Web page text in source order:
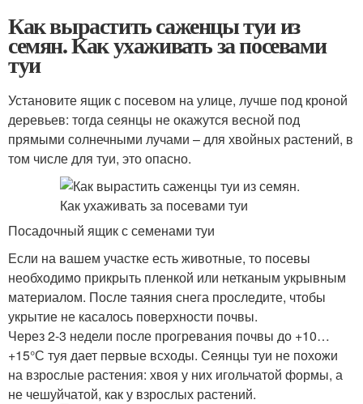
Как вырастить саженцы туи из
семян. Как ухаживать за посевами
туи
Установите ящик с посевом на улице, лучше под кроной
деревьев: тогда сеянцы не окажутся весной под
прямыми солнечными лучами – для хвойных растений, в
том числе для туи, это опасно.
Посадочный ящик с семенами туи
Если на вашем участке есть животные, то посевы
необходимо прикрыть пленкой или нетканым укрывным
материалом. После таяния снега проследите, чтобы
укрытие не касалось поверхности почвы.
Через 2-3 недели после прогревания почвы до +10…
+15°С туя дает первые всходы. Сеянцы туи не похожи
на взрослые растения: хвоя у них игольчатой формы, а
не чешуйчатой, как у взрослых растений.